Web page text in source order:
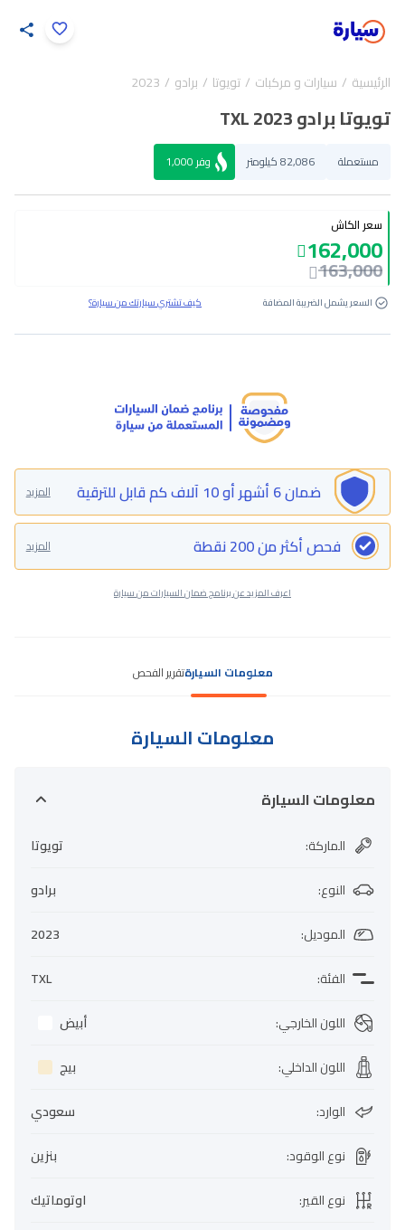
الرئيسية سيارات و مركبات تويوتا برادو 2023
تويوتا برادو TXL 2023
مستعملة 82,086 كيلومتر وفر1,000
سعر الكاش
162,000
163,000
السعر يشمل الضريبة المضافة كيف تشتري سيارتك من سيارة؟
ضمان 6 أشهر أو 10 آلاف كم قابل للترقية المزيد
فحص أكثر من 200 نقطة المزيد
اعرف المزيد عن برنامج ضمان السيارات من سيارة
معلومات السيارةتقرير الفحص
معلومات السيارة
معلومات السيارة
الماركة:
تويوتا
النوع:
برادو
الموديل:
2023
الفئة:
TXL
اللون الخارجي:
أبيض
اللون الداخلي:
بيج
الوارد:
سعودي
نوع الوقود:
بنزين
نوع القير:
اوتوماتيك